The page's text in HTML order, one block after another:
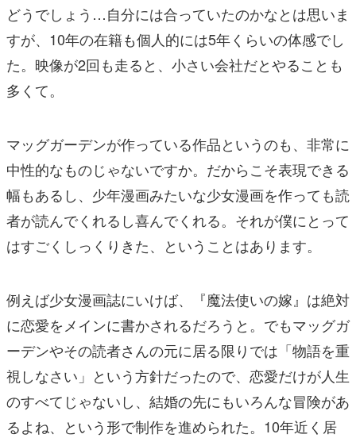
どうでしょう…自分には合っていたのかなとは思いま
すが、10年の在籍も個人的には5年くらいの体感でし
た。映像が2回も走ると、小さい会社だとやることも
多くて。
マッグガーデンが作っている作品というのも、非常に
中性的なものじゃないですか。だからこそ表現できる
幅もあるし、少年漫画みたいな少女漫画を作っても読
者が読んでくれるし喜んでくれる。それが僕にとって
はすごくしっくりきた、ということはあります。
例えば少女漫画誌にいけば、『魔法使いの嫁』は絶対
に恋愛をメインに書かされるだろうと。でもマッグガ
ーデンやその読者さんの元に居る限りでは「物語を重
視しなさい」という方針だったので、恋愛だけが人生
のすべてじゃないし、結婚の先にもいろんな冒険があ
るよね、という形で制作を進められた。10年近く居